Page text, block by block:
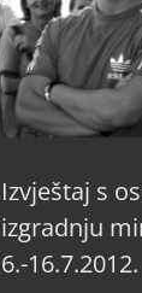
Izvještaj s
izgradnju
6.-16.7.2012.